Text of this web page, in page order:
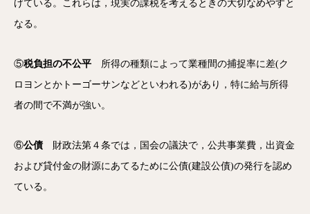
げている。これらは，現実の課税を考えるときの大切なめやすと
なる。
⑤税負担の不公平 所得の種類によって業種間の捕捉率に差(ク
ロヨンとかトーゴーサンなどといわれる)があり，特に給与所得
者の間で不満が強い。
⑥公債 財政法第４条では，国会の議決で，公共事業費，出資金
および貸付金の財源にあてるために公債(建設公債)の発行を認め
ている。